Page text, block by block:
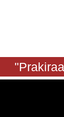
"Prakiraan